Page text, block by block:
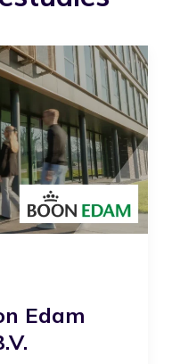
Edam